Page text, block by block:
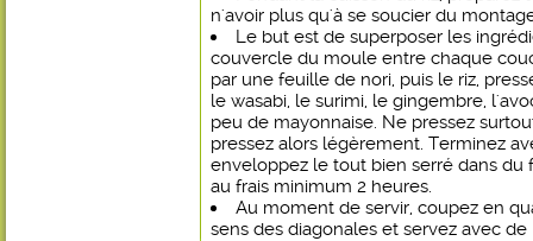
n'avoir plus qu'à se soucier du
Le but est de superposer les
couvercle du moule entre chaque
par une feuille de nori, puis le riz,
le wasabi, le surimi, le gingembre,
peu de mayonnaise. Ne pressez
pressez alors légèrement. Terminez
enveloppez le tout bien serré dans du
au frais minimum 2 heures.
Au moment de servir, coupez en
sens des diagonales et servez avec de